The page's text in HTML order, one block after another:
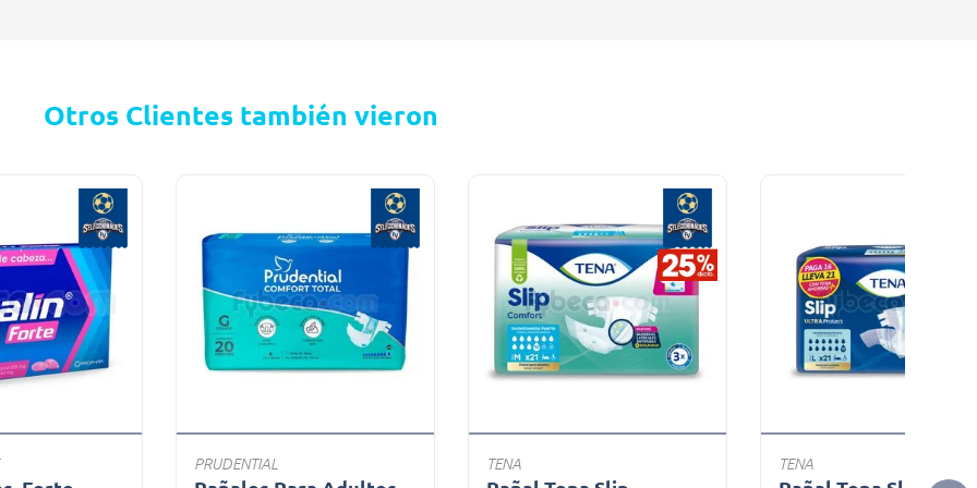
Otros Clientes también vieron
PRUDENTIAL TENA TENA